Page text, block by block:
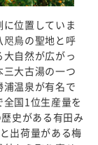
位置していま
咫烏の聖地と呼
自然が広がっ
大古湯の一つ
温泉が有名で
国1位生産量を
史がある有田み
出荷量がある梅